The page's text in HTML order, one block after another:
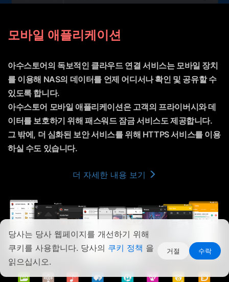
당사는 당사 웹페이지를 개선하기 위해
쿠키를 사용합니다. 당사의 쿠키 정책 을
읽으십시오.
거절 수락
모바일 애플리케이션
아수스토어의 독보적인 클라우드 연결 서비스는 모바일 장치
를 이용해 NAS의 데이터를 언제 어디서나 확인 및 공유할 수
있도록 합니다.
아수스토어 모바일 애플리케이션은 고객의 프라이버시와 데
이터를 보호하기 위해 패스워드 잠금 서비스도 제공합니다.
그 밖에, 더 심화된 보안 서비스를 위해 HTTPS 서비스를 이용
하실 수도 있습니다.
더 자세한 내용 보기